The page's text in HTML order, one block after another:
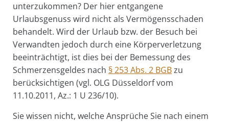
unterzukommen? Der hier entgangene
Urlaubsgenuss wird nicht als Vermögensschaden
behandelt. Wird der Urlaub bzw. der Besuch bei
Verwandten jedoch durch eine Körperverletzung
beeinträchtigt, ist dies bei der Bemessung des
Schmerzensgeldes nach § 253 Abs. 2 BGBzu
berücksichtigen (vgl. OLG Düsseldorf vom
11.10.2011, Az.: 1 U 236/10).
Sie wissen nicht, welche Ansprüche Sie nach einem